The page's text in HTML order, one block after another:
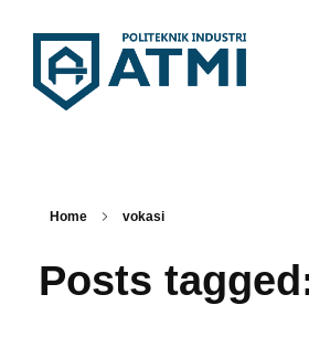
Home vokasi
Posts